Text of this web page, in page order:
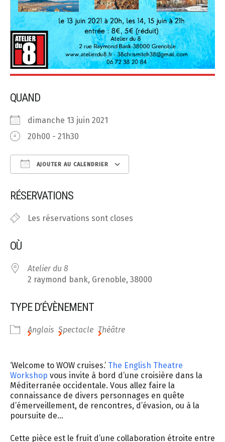
QUAND
dimanche 13 juin 2021
20h00 - 21h30
AJOUTER AU CALENDRIER
RÉSERVATIONS
Les réservations sont closes
OÙ
Atelier du 8
2 raymond bank, Grenoble, 38000
TYPE D’ÉVÈNEMENT
Anglais Spectacle Théâtre
‘Welcome to WOW cruises.’ The English Theatre
Workshop vous invite à bord d’une croisière dans la
Méditerranée occidentale. Vous allez faire la
connaissance de divers personnages en quête
d’émerveillement, de rencontres, d’évasion, ou à la
poursuite de…
Cette pièce est le fruit d’une collaboration étroite entre